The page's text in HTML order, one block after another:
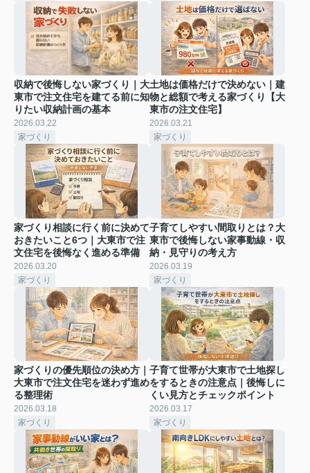
収納で後悔しない家づくり｜大
東市で注文住宅を建てる前に知
りたい収納計画の基本
2026.03.22
家づくり
土地は価格だけで決めない｜建
物と総額で考える家づくり【大
東市の注文住宅】
2026.03.21
家づくり
家づくり相談に行く前に決めて
おきたいこと6つ｜大東市で注
文住宅を後悔なく進める準備
2026.03.20
家づくり
子育てしやすい間取りとは？大
東市で後悔しない家事動線・収
納・見守りの考え方
2026.03.19
家づくり
家づくりの優先順位の決め方｜
大東市で注文住宅を迷わず進め
る整理術
2026.03.18
家づくり
子育て世帯が大東市で土地探し
をするときの注意点｜後悔しに
くい見方とチェックポイント
2026.03.17
家づくり